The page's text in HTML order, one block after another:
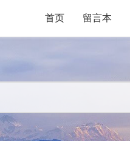
首页 留言本